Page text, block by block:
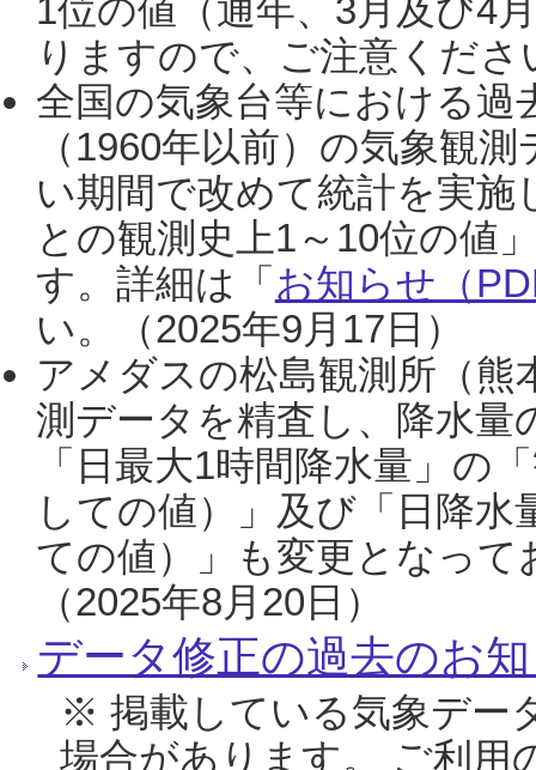
1位の値（通年、3月及び4
りますので、ご注意くだ
全国の気象台等における過
（1960年以前）の気象観
い期間で改めて統計を実
との観測史上1～10位の値
す。詳細は「 お知らせ（
い。（2025年9月17日）
アメダスの松島観測所（熊
測データを精査し、降水
「日最大1時間降水量」の
しての値）」及び「日降
ての値）」も変更となっ
（2025年8月20日）
データ修正の過去のお
※ 掲載している気象デー
場合があります。 ご利用